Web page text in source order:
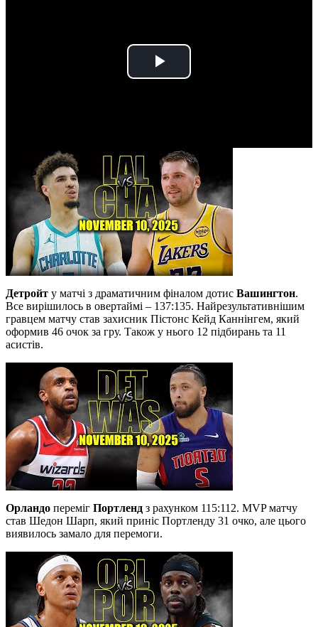
Play
Детройт у матчі з драматичним фіналом дотис Вашингтон.
Все вирішилось в овертаймі – 137:135. Найрезультативнішим
гравцем матчу став захисник Пістонс Кейд Каннінгем, який
оформив 46 очок за гру. Також у нього 12 підбирань та 11
асистів.
Орландо переміг Портленд з рахунком 115:112. MVP матчу
став Шедон Шарп, який приніс Портленду 31 очко, але цього
виявилось замало для перемоги.